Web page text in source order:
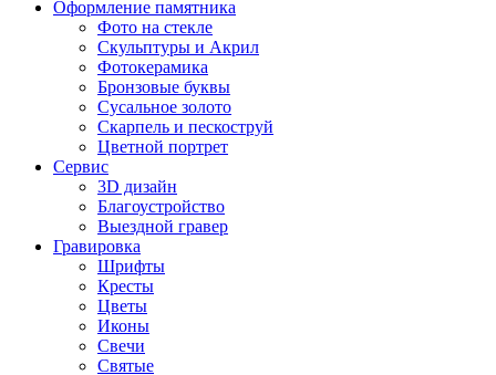
Оформление памятника
Фото на стекле
Скульптуры и Акрил
Фотокерамика
Бронзовые буквы
Сусальное золото
Скарпель и пескоструй
Цветной портрет
Сервис
3D дизайн
Благоустройство
Выездной гравер
Гравировка
Шрифты
Кресты
Цветы
Иконы
Свечи
Святые